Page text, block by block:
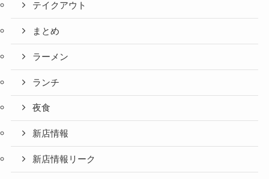
テイクアウト
まとめ
ラーメン
ランチ
夜食
新店情報
新店情報リーク